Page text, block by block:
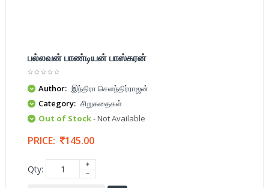
பல்லவன் பாண்டியன் பாஸ்கரன்
Author: இந்திரா செளந்திர்ராஜன்
Category: சிறுகதைகள்
Out of Stock- Not Available
PRICE: 145.00
Qty: